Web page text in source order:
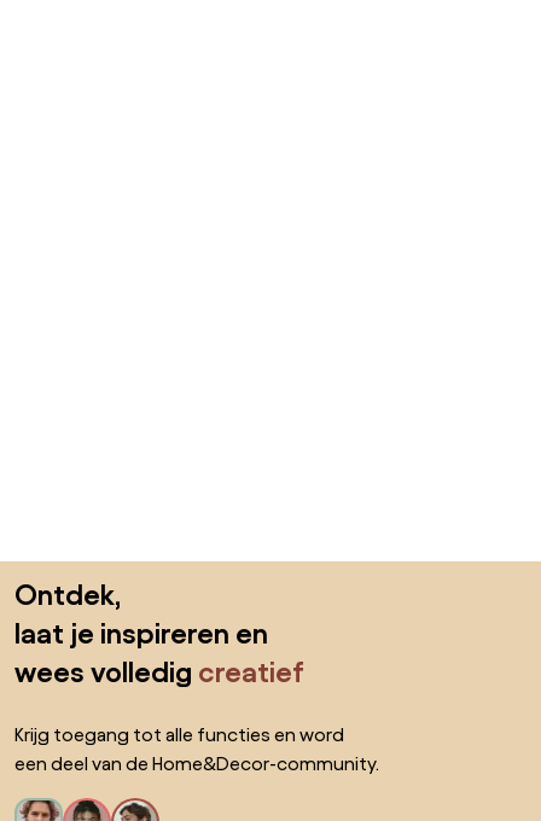
Ontdek,
laat je inspireren en
wees volledig creatief
Krijg toegang tot alle functies en word
een deel van de Home&Decor-community.